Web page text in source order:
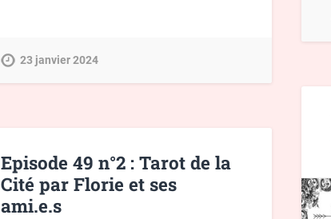
23 janvier 2024
Episode 49 n°2 : Tarot de la
Cité par Florie et ses
ami.e.s